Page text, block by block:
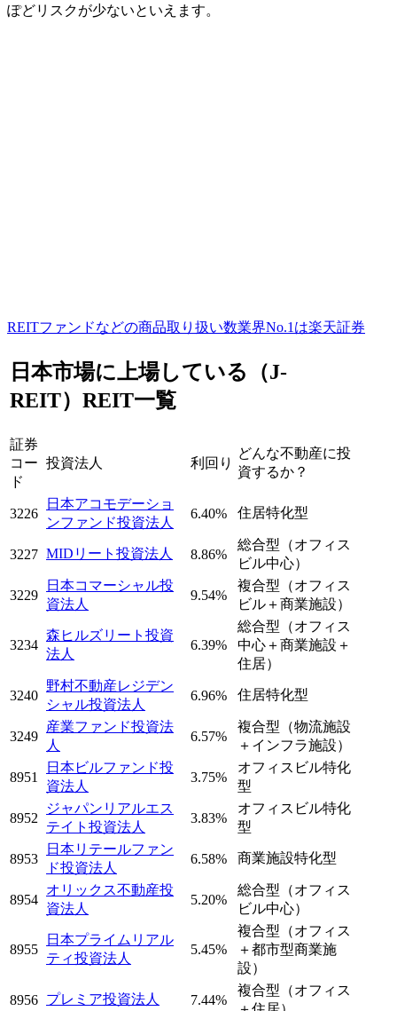
ぽどリスクが少ないといえます。
REITファンドなどの商品取り扱い数業界No.1は楽天証券
日本市場に上場している（J-
REIT）REIT一覧
証券
コー
ド
投資法人 利回り
どんな不動産に投
資するか？
3226
日本アコモデーショ
ンファンド投資法人
6.40% 住居特化型
3227 MIDリート投資法人 8.86%
総合型（オフィス
ビル中心）
3229
日本コマーシャル投
資法人
9.54%
複合型（オフィス
ビル＋商業施設）
3234
森ヒルズリート投資
法人
6.39%
総合型（オフィス
中心＋商業施設＋
住居）
3240
野村不動産レジデン
シャル投資法人
6.96% 住居特化型
3249
産業ファンド投資法
人
6.57%
複合型（物流施設
＋インフラ施設）
8951
日本ビルファンド投
資法人
3.75%
オフィスビル特化
型
8952
ジャパンリアルエス
テイト投資法人
3.83%
オフィスビル特化
型
8953
日本リテールファン
ド投資法人
6.58% 商業施設特化型
8954
オリックス不動産投
資法人
5.20%
総合型（オフィス
ビル中心）
8955
日本プライムリアル
ティ投資法人
5.45%
複合型（オフィス
＋都市型商業施
設）
8956 プレミア投資法人 7.44%
複合型（オフィス